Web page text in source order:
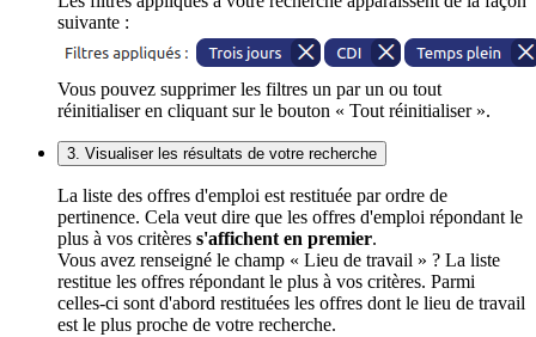
suivante :
Vous pouvez supprimer les filtres un par un ou tout
réinitialiser en cliquant sur le bouton « Tout réinitialiser ».
3. Visualiser les résultats de votre recherche
La liste des offres d'emploi est restituée par ordre de
pertinence. Cela veut dire que les offres d'emploi répondant le
plus à vos critères s'affichent en premier.
Vous avez renseigné le champ « Lieu de travail » ? La liste
restitue les offres répondant le plus à vos critères. Parmi
celles-ci sont d'abord restituées les offres dont le lieu de travail
est le plus proche de votre recherche.